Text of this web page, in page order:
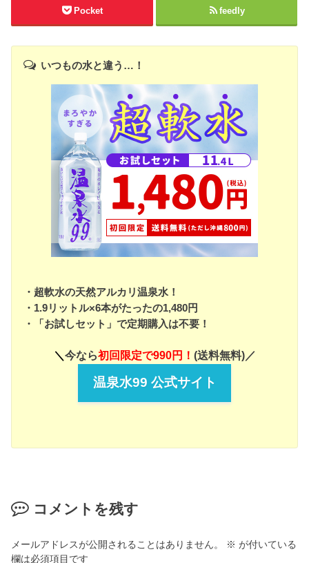
Pocket feedly
いつもの水と違う…！
・超軟水の天然アルカリ温泉水！
・1.9リットル×6本がたったの1,480円
・「お試しセット」で定期購入は不要！
＼ 今なら初回限定で990円！ (送料無料)／
温泉水99 公式サイト
コメントを残す
メールアドレスが公開されることはありません。 ※ が付いている
欄は必須項目です